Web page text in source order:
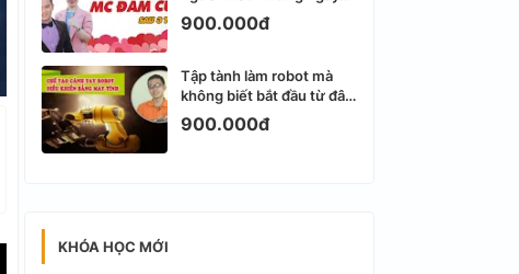
đầu thực sự khá ngợp
900.000đ
Tập tành làm robot mà
không biết bắt đầu từ đâu
thì dễ nản thật
900.000đ
KHÓA HỌC MỚI